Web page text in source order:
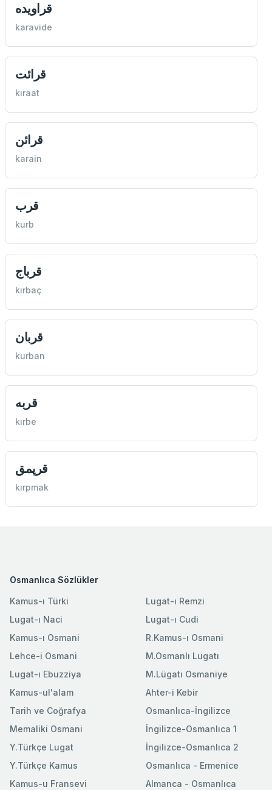
قراویده
karavide
قرائت
kıraat
قرائن
karain
قرب
kurb
قرباج
kırbaç
قربان
kurban
قربه
kırbe
قرپمق
kırpmak
Osmanlıca Sözlükler
Kamus-ı Türki
Lugat-ı Naci
Kamus-ı Osmani
Lehce-i Osmani
Lugat-ı Ebuzziya
Lugat-ı Remzi
Lugat-ı Cudi
R.Kamus-ı Osmani
M.Osmanlı Lugatı
M.Lügatı Osmaniye
Kamus-ul'alam
Tarih ve Coğrafya
Memaliki Osmani
Y.Türkçe Lugat
Y.Türkçe Kamus
Ahter-i Kebir
Osmanlıca-İngilizce
İngilizce-Osmanlıca 1
İngilizce-Osmanlıca 2
Osmanlıca - Ermenice
Kamus-u Fransevi
Almanca - Osmanlıca